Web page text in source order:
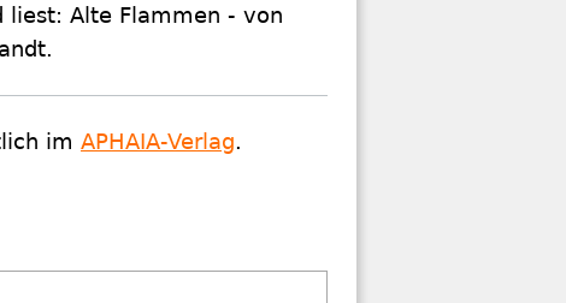
liest: Alte Flammen - von
im APHAIA-Verlag.